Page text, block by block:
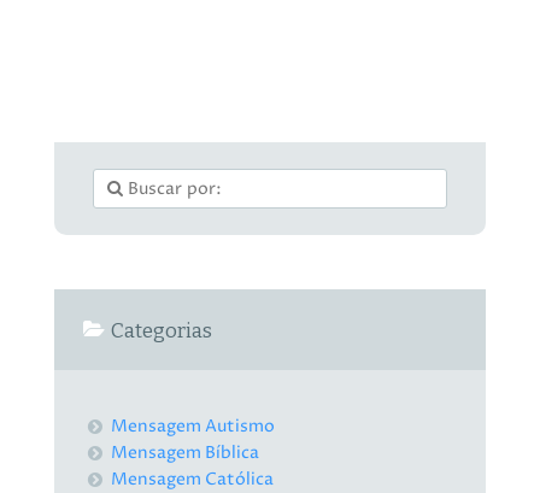
Categorias
Mensagem Autismo
Mensagem Bíblica
Mensagem Católica